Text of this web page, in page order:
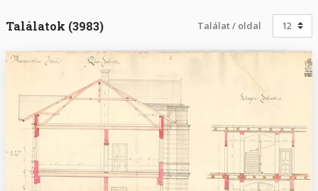
Találatok (3983) Találat / oldal